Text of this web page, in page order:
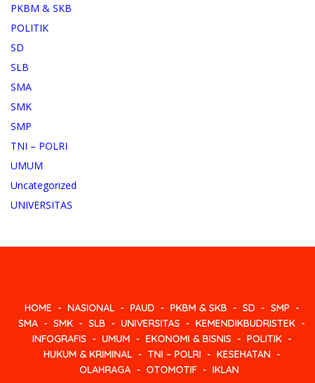
PKBM & SKB
POLITIK
SD
SLB
SMA
SMK
SMP
TNI – POLRI
UMUM
Uncategorized
UNIVERSITAS
HOME NASIONAL PAUD PKBM & SKB SD
SMP
SMA
SMK SLB UNIVERSITAS
KEMENDIKBUDRISTEK
INFOGRAFIS
UMUM EKONOMI & BISNIS
POLITIK
HUKUM & KRIMINAL
TNI – POLRI
KESEHATAN
OLAHRAGA
OTOMOTIF
IKLAN